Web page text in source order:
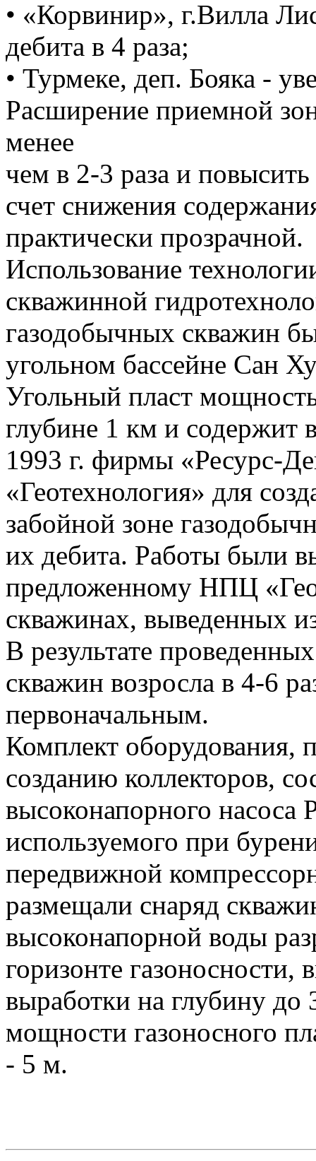
• «Корвинир», г.Вилла
дебита в 4 раза;
• Турмеке, деп. Бояка -
Расширение приемной
менее
чем в 2-3 раза и повысить
счет снижения
практически прозрачной.
Использование
скважинной
газодобычных скважин
угольном бассейне Сан
Угольный пласт
глубине 1 км и содержит
1993 г. фирмы «Ресурс-
«Геотехнология» для
забойной зоне
их дебита. Работы были
предложенному НПЦ
скважинах, выведенных
В результате
скважин возросла в 4-6
первоначальным.
Комплект оборудования,
созданию коллекторов,
высоконапорного насоса
используемого при
передвижной
размещали снаряд
высоконапорной воды
горизонте
выработки на глубину до
мощности газоносного
- 5 м.